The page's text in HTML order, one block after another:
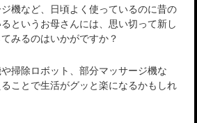
機など、日頃よく使っているのに昔の
というお母さんには、思い切って新し
みるのはいかがですか？
掃除ロボット、部分マッサージ機な
ことで生活がグッと楽になるかもしれ